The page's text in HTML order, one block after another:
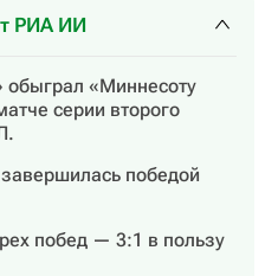
РИА ИИ
«Миннесоту
серии второго
победой
побед — 3:1 в пользу